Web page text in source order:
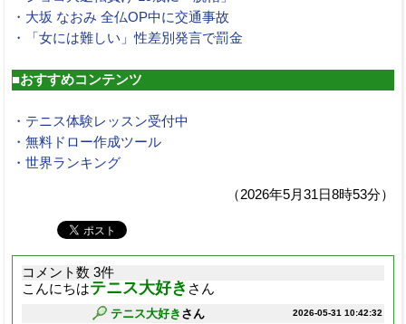
・大坂 なおみ 全仏OP中に交通事故
・「女には難しい」性差別発言で罰金
■おすすめコンテンツ
・テニス体験レッスン受付中
・無料ドロー作成ツール
・世界ランキング
（2026年5月31日8時53分）
コメント数 3件
こんにちはテニス大好き さん
2026-05-31 10:42:32
テニス大好き さん